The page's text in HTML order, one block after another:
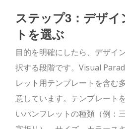
ステップ3：デザ
トを選ぶ
目的を明確にしたら、デザイ
択する段階です。Visual
レット用テンプレートを含む
意しています。テンプレート
いパンフレットの種類（例：